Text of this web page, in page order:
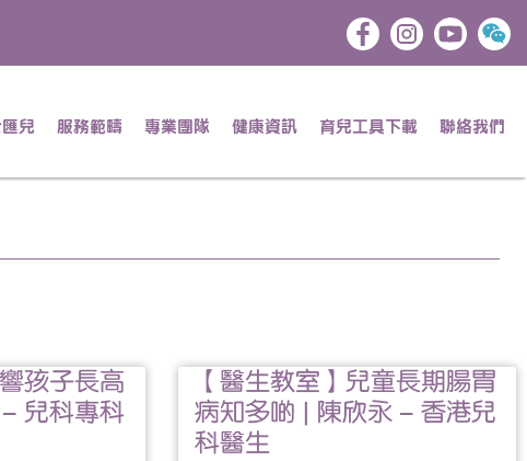
兒 服務範疇 專業團隊 健康資訊 育兒工具下載 聯絡我們
孩子長高
兒科專科
【醫生教室】兒童長期腸胃
病知多啲 | 陳欣永 – 香港兒
科醫生